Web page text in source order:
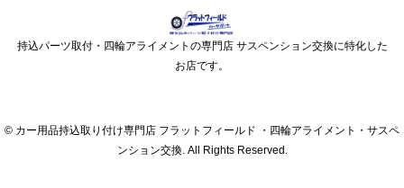
持込パーツ取付・四輪アライメントの専門店 サスペンション交換に特化した
お店です。
© カー用品持込取り付け専門店 フラットフィールド ・四輪アライメント・サスペ
ンション交換. All Rights Reserved.